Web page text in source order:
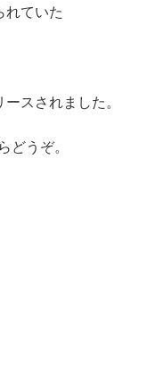
れていた
スされました。
どうぞ。